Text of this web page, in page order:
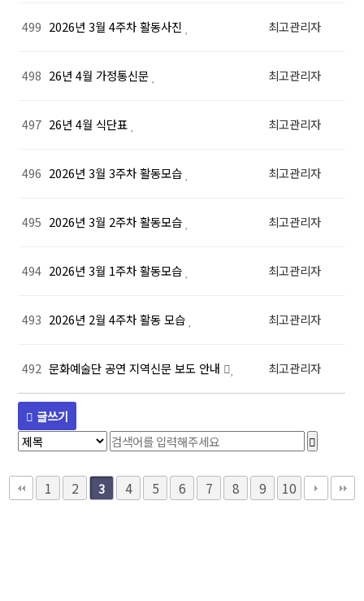
499 2026년 3월 4주차 활동사진 최고관리자
498 26년 4월 가정통신문 최고관리자
497 26년 4월 식단표 최고관리자
496 2026년 3월 3주차 활동모습 최고관리자
495 2026년 3월 2주차 활동모습 최고관리자
494 2026년 3월 1주차 활동모습 최고관리자
493 2026년 2월 4주차 활동 모습 최고관리자
492 문화예술단 공연 지역신문 보도 안내 최고관리자
글쓰기
1 2 3 4 5 6 7 8 9 10